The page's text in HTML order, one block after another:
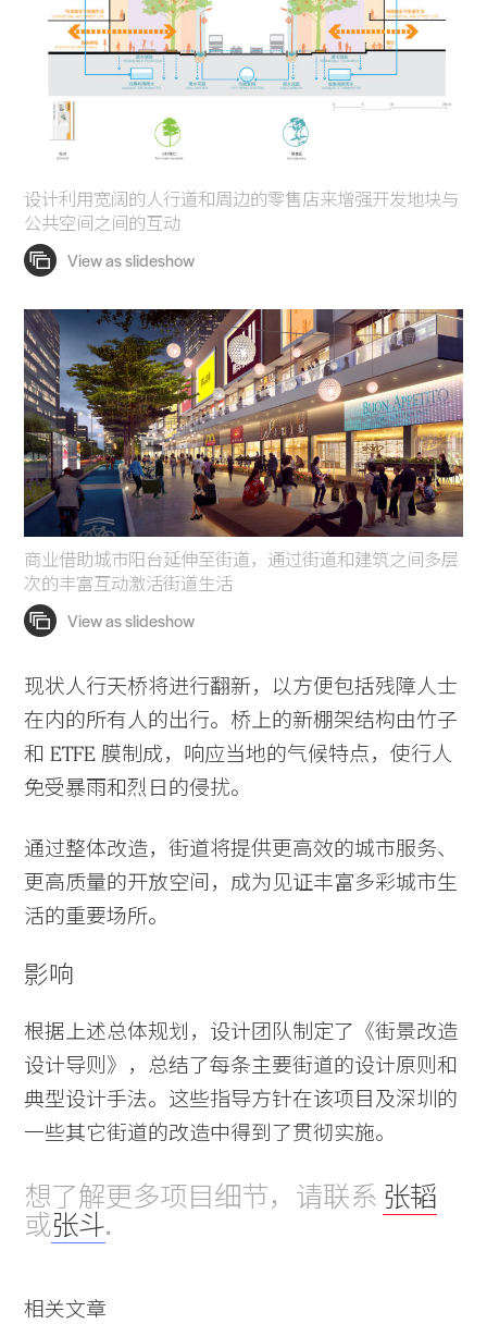
设计利用宽阔的人行道和周边的零售店来增强开发地块与
公共空间之间的互动
商业借助城市阳台延伸至街道，通过街道和建筑之间多层
次的丰富互动激活街道生活
现状人行天桥将进行翻新，以方便包括残障人士
在内的所有人的出行。桥上的新棚架结构由竹子
和 ETFE 膜制成，响应当地的气候特点，使行人
免受暴雨和烈日的侵扰。
通过整体改造，街道将提供更高效的城市服务、
更高质量的开放空间，成为见证丰富多彩城市生
活的重要场所。
影响
根据上述总体规划，设计团队制定了《街景改造
设计导则》，总结了每条主要街道的设计原则和
典型设计手法。这些指导方针在该项目及深圳的
一些其它街道的改造中得到了贯彻实施。
想了解更多项目细节，请联系 张韬
或张斗.
相关文章